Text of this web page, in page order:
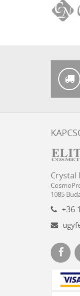
Nails
Kft.
Crystal
1085
+36